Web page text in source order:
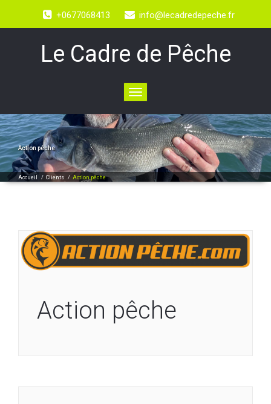
+0677068413 info@lecadredepeche.fr
Le Cadre de Pêche
Toggle
navigation
Action pêche
Accueil / Clients / Action pêche
Action pêche